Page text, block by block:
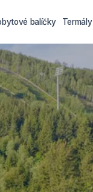
balíčky Termály